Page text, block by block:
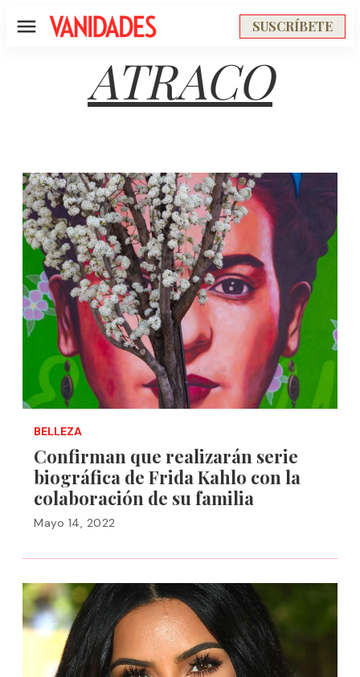
Menú SUSCRÍBETE
ATRACO
BELLEZA
Confirman que realizarán serie
biográfica de Frida Kahlo con la
colaboración de su familia
Mayo 14, 2022